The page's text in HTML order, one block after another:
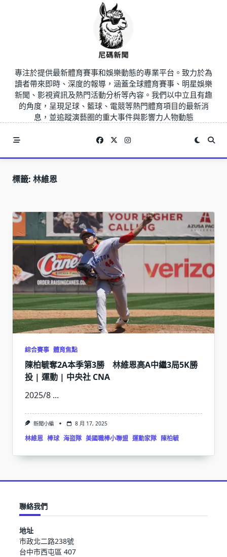
專注於提供最新體育賽事和娛樂動態的專業平台。致力於為
讀者帶來即時、深度的報導，涵蓋全球體育賽事、明星娛樂
新聞、影視資訊及熱門活動分析等內容。我們以中立且有趣
的角度，呈現足球、籃球、電競等熱門體育項目的最新消
息，並追蹤演藝圈的重大事件與影響力人物動態
標籤: 林維恩
綜合賽事 體育焦點
陳柏毓奪2A本季第3勝 林維恩高A中繼3局5K勝
投 | 運動 | 中央社 CNA
2025/8 ...
新聞小編 8 月 17, 2025
林維恩 棒球 海盜隊 美國職棒小聯盟 運動家隊 陳柏毓
聯絡我們
地址
市政北二路238號
台中市西屯區 407